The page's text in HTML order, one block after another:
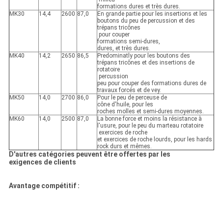
formations dures et très dures.
MK30
14,4 2600 87,0
En grande partie pour les insertions et les
boutons du peu de percussion et des
trépans tricônes
pour couper
formations semi-dures,
dures, et très dures.
MK40
14,2 2650 86,5
Predominatly pour les boutons des
trépans tricônes et des insertions de
rotatoire
percussion
peu pour couper des formations dures de
travaux forcés et de vey.
MK50
14,0 2700 86,0
Pour le peu de perceuse de
cône d'huile, pour les
roches molles et semi-dures moyennes.
MK60
14,0 2500 87,0
La bonne force et moins la résistance à
l'usure, pour le peu du marteau rotatoire
exercices de roche
et exercices de roche lourds, pour les hards
rock durs et mêmes.
D'autres catégories peuvent être offertes par les
exigences de clients
Avantage compétitif :